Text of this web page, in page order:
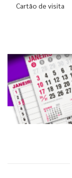
Cartão de visita